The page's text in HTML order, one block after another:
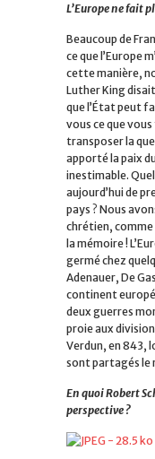
L’Europe ne fait
Beaucoup de
ce que l’Europe
cette manière,
Luther King
que l’État peut
vous ce que
transposer la
apporté la paix
inestimable.
aujourd’hui de
pays ? Nous
chrétien, comme
la mémoire !
germé chez
Adenauer, De
continent
deux guerres
proie aux
Verdun, en 843,
sont partagés le
En quoi Robert
perspective ?